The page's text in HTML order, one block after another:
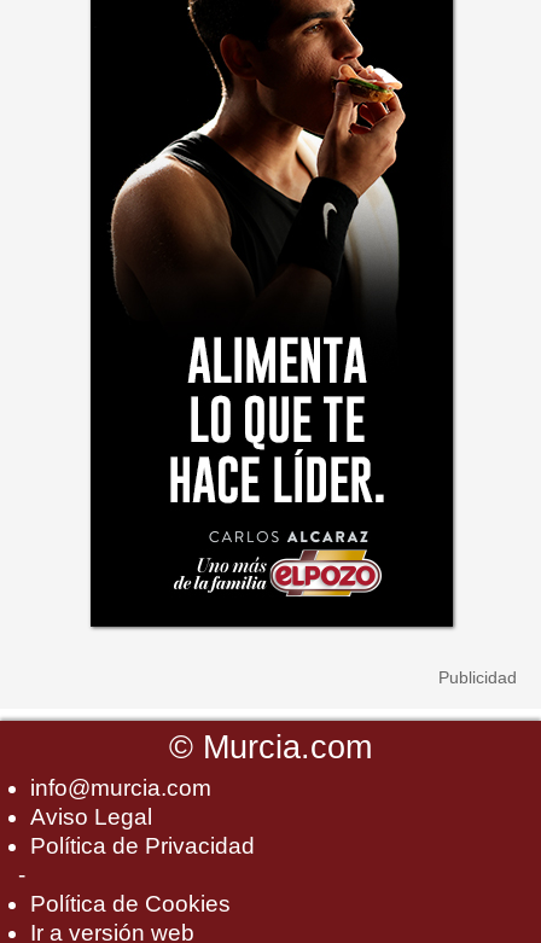
© Murcia.com
info@murcia.com
Aviso Legal
Política de Privacidad
-
Política de Cookies
Ir a versión web